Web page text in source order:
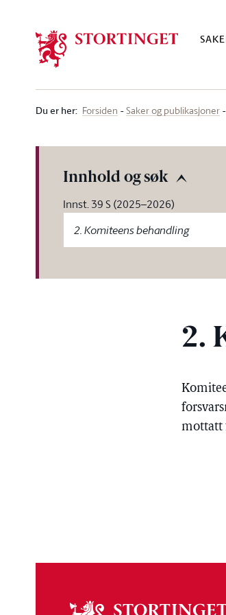
Du er her: Forsiden Saker og publikasjoner
Innhold og søk
Innst. 39 S (2025–2026)
2. Komiteens behandling
2.
mottatt